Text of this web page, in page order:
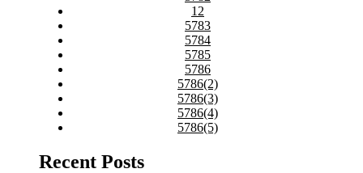
12
5783
5784
5785
5786
5786(2)
5786(3)
5786(4)
5786(5)
Recent Posts